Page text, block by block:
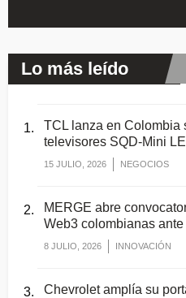
Lo más leído
TCL lanza en Colombia
televisores SQD-Mini
15 JULIO, 2026 NEGOCIOS
MERGE abre
Web3 colombianas
8 JULIO, 2026 INNOVACIÓN
Chevrolet amplía su